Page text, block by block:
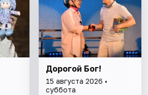
Дорогой Бог!
15 августа 2026 •
суббота